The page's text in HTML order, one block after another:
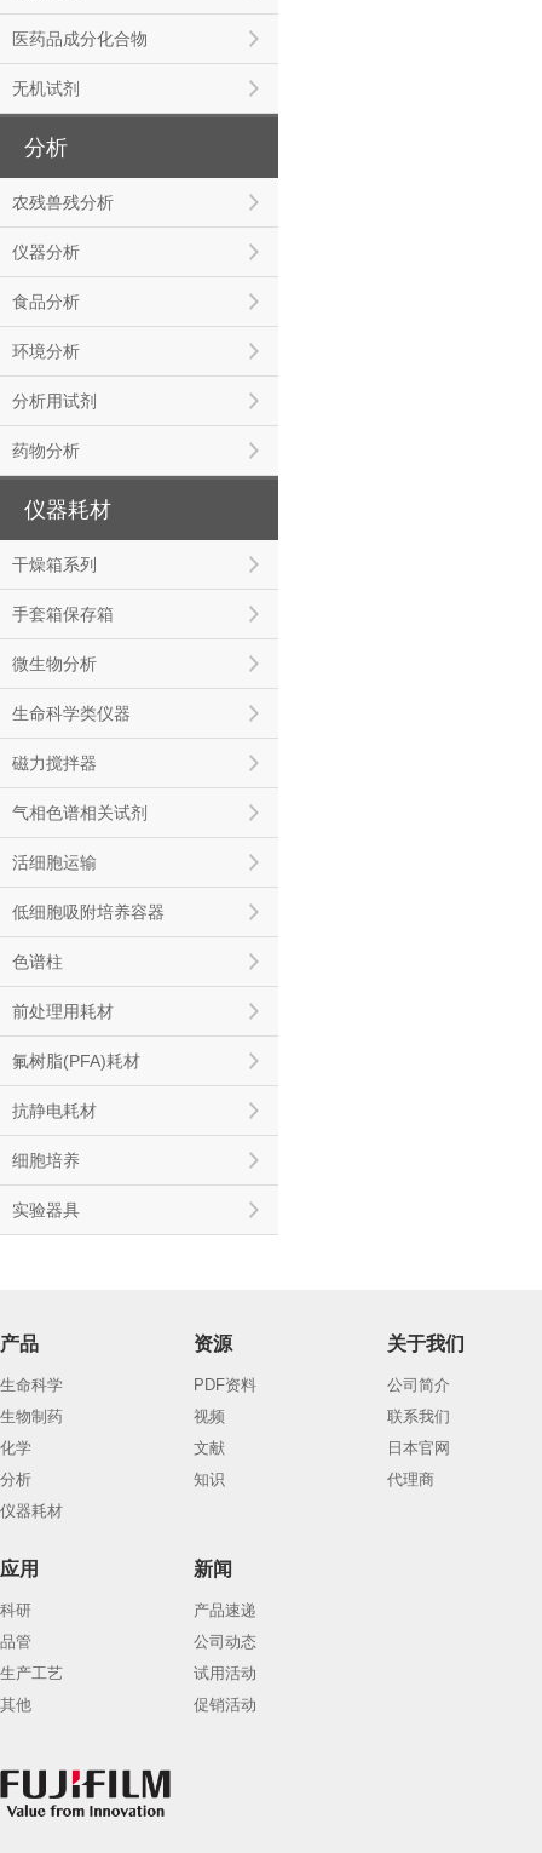
医药品成分化合物
无机试剂
分析
农残兽残分析
仪器分析
食品分析
环境分析
分析用试剂
药物分析
仪器耗材
干燥箱系列
手套箱保存箱
微生物分析
生命科学类仪器
磁力搅拌器
气相色谱相关试剂
活细胞运输
低细胞吸附培养容器
色谱柱
前处理用耗材
氟树脂(PFA)耗材
抗静电耗材
细胞培养
实验器具
产品
生命科学
生物制药
化学
分析
仪器耗材
资源
PDF资料
视频
文献
知识
关于我们
公司简介
联系我们
日本官网
代理商
应用
科研
品管
生产工艺
其他
新闻
产品速递
公司动态
试用活动
促销活动